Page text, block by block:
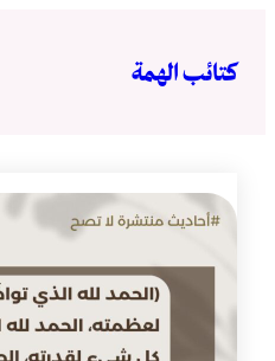
المحتوى
كتائب الهمة